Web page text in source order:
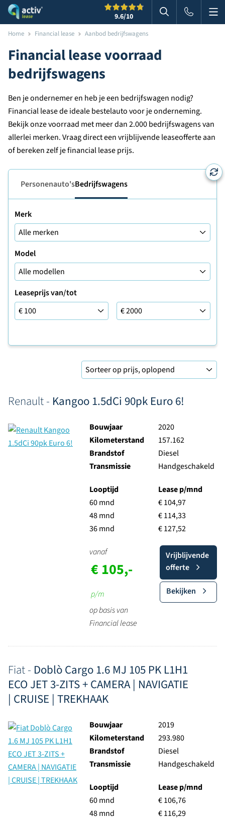
9.6/10 Zoeken in
Home Financial lease Aanbod bedrijfswagens
Financial lease voorraad
bedrijfswagens
Ben je ondernemer en heb je een bedrijfswagen nodig?
Financial lease de ideale bestelauto voor je onderneming.
Bekijk onze voorraad met meer dan 2.000 bedrijfswagens van
allerlei merken. Vraag direct een vrijblijvende leaseofferte aan
of bereken zelf je financial lease prijs.
Personenauto'sBedrijfswagens
Merk
Model
Leaseprijs van/tot
Leaseprijs tot
Renault - Kangoo 1.5dCi 90pk Euro 6!
Bouwjaar
2020
Kilometerstand
157.162
Brandstof
Diesel
Transmissie
Handgeschakeld
Looptijd
60 mnd
48 mnd
36 mnd
Lease p/mnd
€ 104,97
€ 114,33
€ 127,52
vanaf
€ 105,-
p/m
op basis van
Financial lease
Vrijblijvende
offerte
Bekijken
Fiat - Doblò Cargo 1.6 MJ 105 PK L1H1
ECO JET 3-ZITS + CAMERA | NAVIGATIE
| CRUISE | TREKHAAK
Bouwjaar
2019
Kilometerstand
293.980
Brandstof
Diesel
Transmissie
Handgeschakeld
Looptijd
60 mnd
48 mnd
Lease p/mnd
€ 106,76
€ 116,29